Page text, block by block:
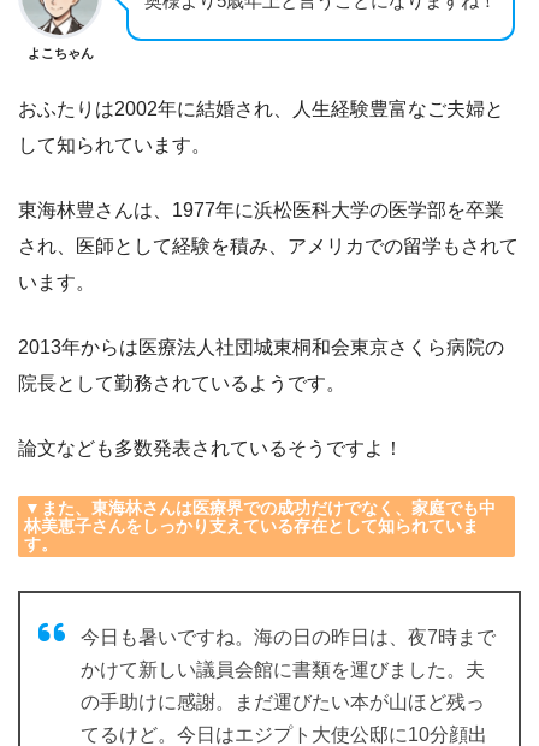
よこちゃん
おふたりは2002年に結婚され、人生経験豊富なご夫婦と
して知られています。
東海林豊さんは、1977年に浜松医科大学の医学部を卒業
され、医師として経験を積み、アメリカでの留学もされて
います。
2013年からは医療法人社団城東桐和会東京さくら病院の
院長として勤務されているようです。
論文なども多数発表されているそうですよ！
▼また、東海林さんは医療界での成功だけでなく、家庭でも中
林美恵子さんをしっかり支えている存在として知られていま
す。
今日も暑いですね。海の日の昨日は、夜7時まで
かけて新しい議員会館に書類を運びました。夫
の手助けに感謝。まだ運びたい本が山ほど残っ
てるけど。今日はエジプト大使公邸に10分顔出